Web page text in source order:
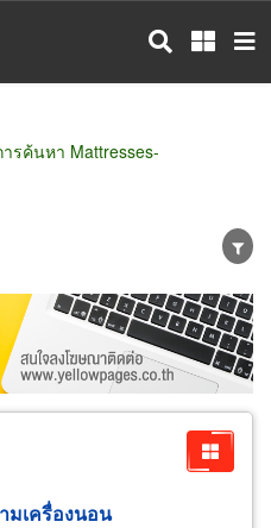
รค้นหา Mattresses-
ผู้ผลิต
ตัวแทนจัดจำหน่าย
ริการ
มเครื่องนอน